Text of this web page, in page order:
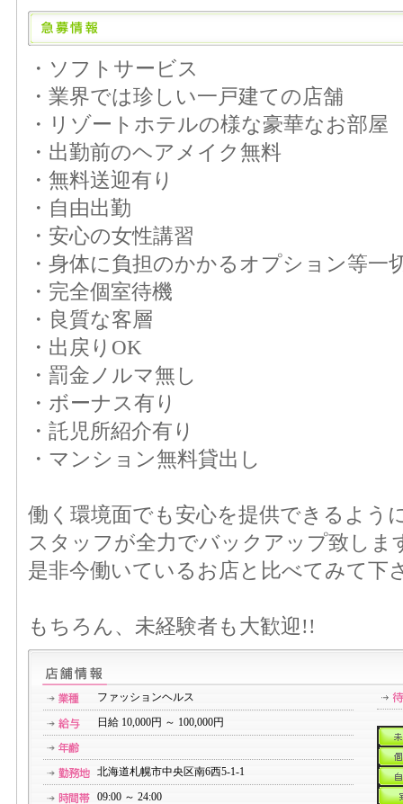
・ソフトサービス
・業界では珍しい一戸建ての店舗
・リゾートホテルの様な豪華なお部屋
・出勤前のヘアメイク無料
・無料送迎有り
・自由出勤
・安心の女性講習
・身体に負担のかかるオプション等一
・完全個室待機
・良質な客層
・出戻りOK
・罰金ノルマ無し
・ボーナス有り
・託児所紹介有り
・マンション無料貸出し
働く環境面でも安心を提供できるよう
スタッフが全力でバックアップ致しま
是非今働いているお店と比べてみて下
もちろん、未経験者も大歓迎!!
ファッションヘルス
日給 10,000円 ～ 100,000円
北海道札幌市中央区南6西5-1-1
09:00 ～ 24:00